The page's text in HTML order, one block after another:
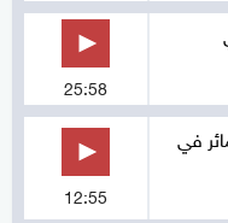
25:58
في
12:55